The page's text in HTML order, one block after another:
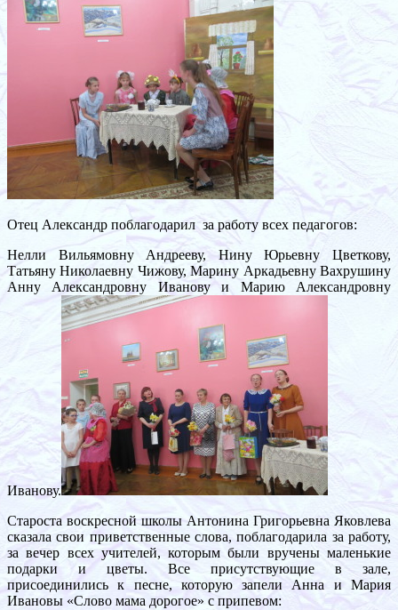
Отец Александр поблагодарил за работу всех педагогов:
Нелли Вильямовну Андрееву, Нину Юрьевну Цветкову,
Татьяну Николаевну Чижову, Марину Аркадьевну Вахрушину
Анну Александровну Иванову и Марию Александровну
Иванову.
Староста воскресной школы Антонина Григорьевна Яковлева
сказала свои приветственные слова, поблагодарила за работу,
за вечер всех учителей, которым были вручены маленькие
подарки и цветы. Все присутствующие в зале,
присоединились к песне, которую запели Анна и Мария
Ивановы «Слово мама дорогое» с припевом: